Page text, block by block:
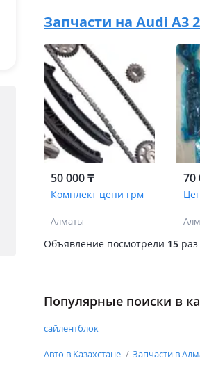
Запчасти на Audi A3
50 000 ₸
Комплект цепи грм
Алматы
70
Объявление посмотрели 15 раз
Популярные поиски в
сайлентблок
Авто в Казахстане Запчасти в